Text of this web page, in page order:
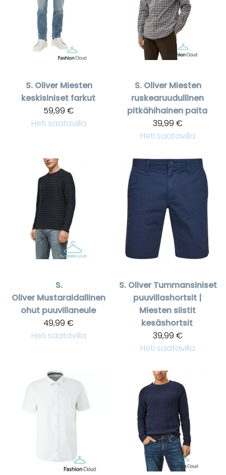
S. Oliver Miesten
keskisiniset farkut
59,99 €
Heti saatavilla
S. Oliver Miesten
ruskearuudullinen
pitkähihainen paita
39,99 €
Heti saatavilla
S.
Oliver Mustaraidallinen
ohut puuvillaneule
49,99 €
Heti saatavilla
S. Oliver Tummansiniset
puuvillashortsit |
Miesten siistit
kesäshortsit
39,99 €
Heti saatavilla